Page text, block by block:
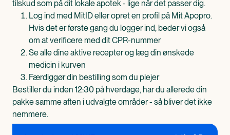
tilskud som på dit lokale apotek - lige når det passer dig.
Log ind med MitID eller opret en profil på Mit Apopro.
Hvis det er første gang du logger ind, beder vi også
om at verificere med dit CPR-nummer
Se alle dine aktive recepter og læg din ønskede
medicin i kurven
Færdiggør din bestilling som du plejer
Bestiller du inden 12:30 på hverdage, har du allerede din
pakke samme aften i udvalgte områder - så bliver det ikke
nemmere.